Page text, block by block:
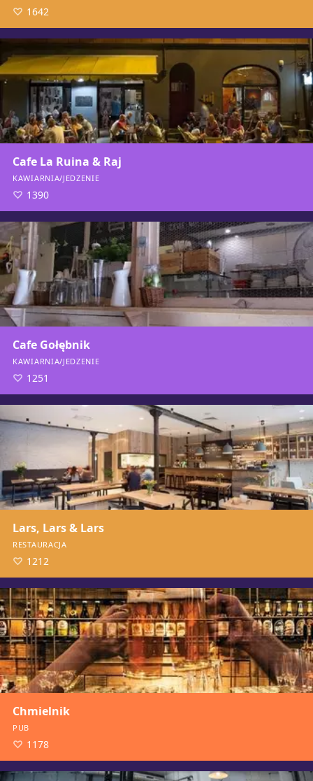
1642
Cafe La Ruina & Raj
KAWIARNIA/JEDZENIE
1390
Cafe Gołębnik
KAWIARNIA/JEDZENIE
1251
Lars, Lars & Lars
RESTAURACJA
1212
Chmielnik
PUB
1178